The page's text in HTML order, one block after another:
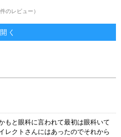
のレビュー）
開く
もと眼科に言われて最初は眼科いて
レクトさんにはあったのでそれから